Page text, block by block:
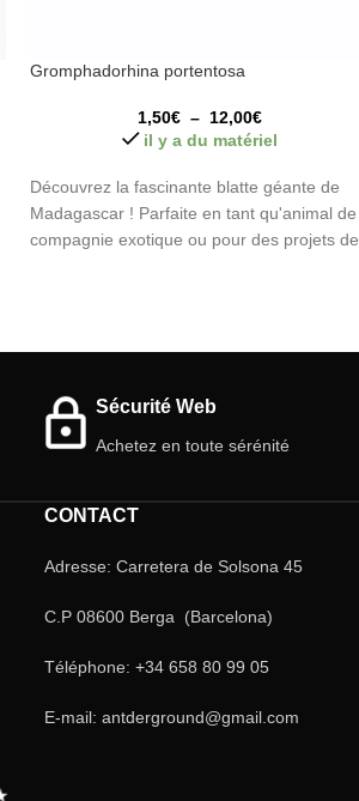
Gromphadorhina portentosa
1,50€ – 12,00€
il y a du matériel
Découvrez la fascinante blatte géante de
Madagascar ! Parfaite en tant qu'animal de
compagnie exotique ou pour des projets de
Sécurité Web
Achetez en toute sérénité
CONTACT
Adresse: Carretera de Solsona 45
C.P 08600 Berga (Barcelona)
Téléphone: +34 658 80 99 05
E-mail: antderground@gmail.com